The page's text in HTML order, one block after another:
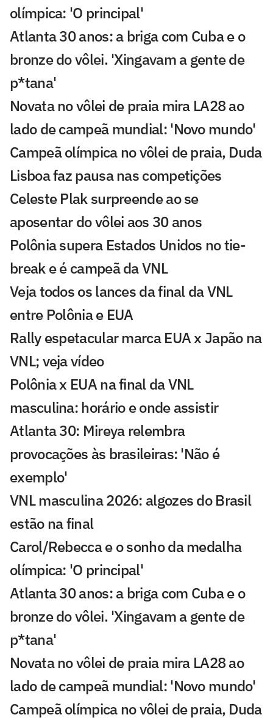
olímpica: 'O principal'
Atlanta 30 anos: a briga com Cuba e o
bronze do vôlei. 'Xingavam a gente de
p*tana'
Novata no vôlei de praia mira LA28 ao
lado de campeã mundial: 'Novo mundo'
Campeã olímpica no vôlei de praia, Duda
Lisboa faz pausa nas competições
Celeste Plak surpreende ao se
aposentar do vôlei aos 30 anos
Polônia supera Estados Unidos no tie-
break e é campeã da VNL
Veja todos os lances da final da VNL
entre Polônia e EUA
Rally espetacular marca EUA x Japão na
VNL; veja vídeo
Polônia x EUA na final da VNL
masculina: horário e onde assistir
Atlanta 30: Mireya relembra
provocações às brasileiras: 'Não é
exemplo'
VNL masculina 2026: algozes do Brasil
estão na final
Carol/Rebecca e o sonho da medalha
olímpica: 'O principal'
Atlanta 30 anos: a briga com Cuba e o
bronze do vôlei. 'Xingavam a gente de
p*tana'
Novata no vôlei de praia mira LA28 ao
lado de campeã mundial: 'Novo mundo'
Campeã olímpica no vôlei de praia, Duda